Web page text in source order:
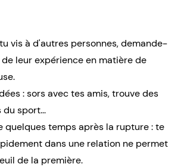
vis à d'autres personnes, demande-
leur expérience en matière de
: sors avec tes amis, trouve des
sport...
quelques temps après la rupture : te
dans une relation ne permet
de la première.